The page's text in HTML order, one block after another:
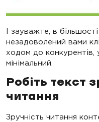
І зауважте, в
незадоволений вами
ходом до конкурентів,
мінімальний.
Робіть текст
читання
Зручність читання